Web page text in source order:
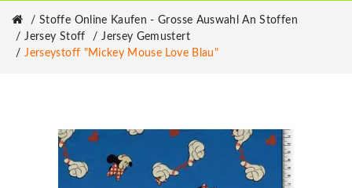
Stoffe Online Kaufen - Grosse Auswahl An Stoffen
Jersey Stoff
Jersey Gemustert
Jerseystoff "Mickey Mouse Love Blau"